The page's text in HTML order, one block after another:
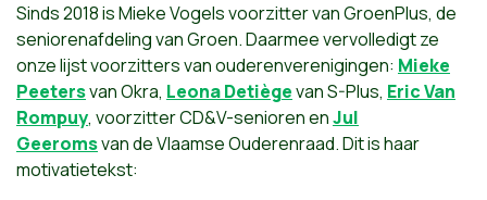
Sinds 2018 is Mieke Vogels voorzitter van GroenPlus, de
seniorenafdeling van Groen. Daarmee vervolledigt ze
onze lijst voorzitters van ouderenverenigingen: Mieke
Peetersvan Okra, Leona Detiègevan S-Plus, Eric Van
Rompuy, voorzitter CD&V-senioren enJul
Geeromsvan de Vlaamse Ouderenraad. Dit is haar
motivatietekst: